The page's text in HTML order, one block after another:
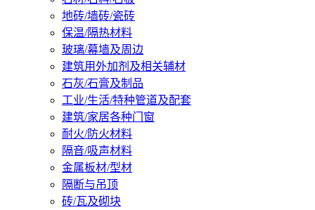
地砖/墙砖/瓷砖
保温/隔热材料
玻璃/幕墙及周边
建筑用外加剂及相关辅材
石灰/石膏及制品
工业/生活/特种管道及配套
建筑/家居各种门窗
耐火/防火材料
隔音/吸声材料
金属板材/型材
隔断与吊顶
砖/瓦及砌块